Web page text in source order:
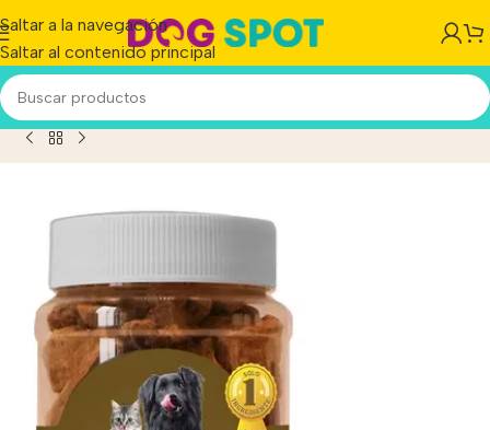
Saltar a la navegación
Saltar al contenido principal
Liofilizado Perros Y Gatos Natuplus De Hígado X 500 Ml